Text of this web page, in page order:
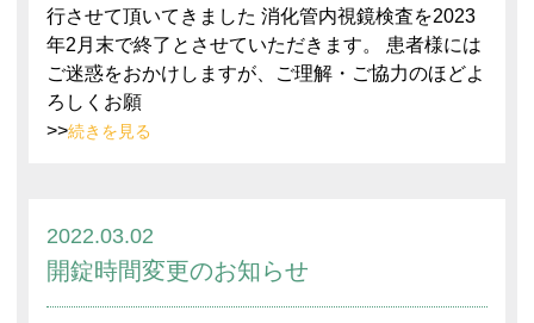
行させて頂いてきました 消化管内視鏡検査を2023
年2月末で終了とさせていただきます。 患者様には
ご迷惑をおかけしますが、ご理解・ご協力のほどよ
ろしくお願
>>続きを見る
2022.03.02
開錠時間変更のお知らせ